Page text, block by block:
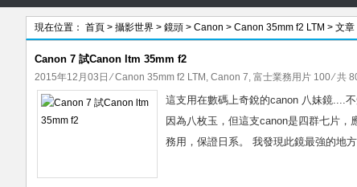
現在位置： 首頁 > 攝影世界 > 鏡頭 > Canon > Canon 35mm f2 LTM > 文章
Canon 7 試Canon ltm 35mm f2
2015年12月03日 ⁄Canon 35mm f2 LTM , Canon 7, 富士業務用片 100⁄ 共
這支用在數碼上奇銳的canon 八妹鏡....
因為八枚玉，但這支canon是四群七片
務用，保證日系。 我發現此鏡最強的地